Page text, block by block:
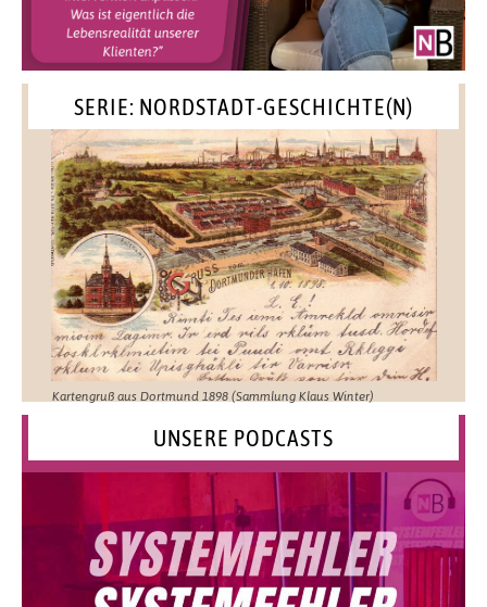
SERIE: NORDSTADT-GESCHICHTE(N)
Kartengruß aus Dortmund 1898 (Sammlung Klaus Winter)
UNSERE PODCASTS